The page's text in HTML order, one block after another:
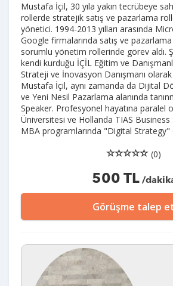
Mustafa İçil, 30 yıla yakın tecrübeye
rollerde stratejik satış ve pazarlama
yönetici. 1994-2013 yılları arasında
Google firmalarında satış ve
sorumlu yönetim rollerinde görev aldı.
kendi kurduğu İÇİL Eğitim ve
Strateji ve İnovasyon Danışmanı olarak
Mustafa İçil, aynı zamanda da Dijital
ve Yeni Nesil Pazarlama alanında
Speaker. Profesyonel hayatına paralel
Üniversitesi ve Hollanda TIAS Business
MBA programlarında "Digital
(0)
500 TL/
Görüşme talep